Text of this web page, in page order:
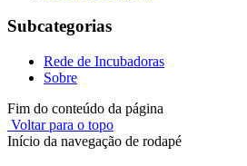
Subcategorias
Rede de Incubadoras
Sobre
Fim do conteúdo da página
Voltar para o topo
Início da navegação de rodapé